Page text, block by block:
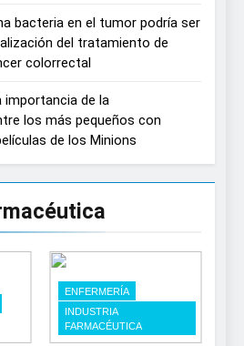
bacteria en el tumor podría ser
del tratamiento de
colorrectal
importancia de la
los más pequeños con
de los Minions
ENFERMERÍA
INDUSTRIA
FARMACÉUTICA